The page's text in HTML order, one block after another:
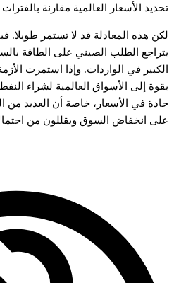
تحديد الأسعار العالمية مقارنة بالفترات
لكن هذه المعادلة قد لا تستمر طويلا.
يتراجع الطلب الصيني على الطاقة
الكبير في الواردات. وإذا استمرت الأزمة،
بقوة إلى الأسواق العالمية لشراء النفط،
حادة في الأسعار، خاصة أن العديد من
على انخفاض السوق ويقللون من